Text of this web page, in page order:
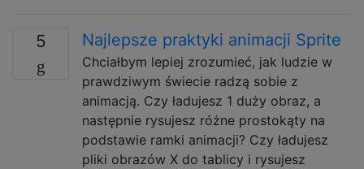
5 Najlepsze praktyki animacji Sprite
Chciałbym lepiej zrozumieć, jak ludzie w
prawdziwym świecie radzą sobie z
animacją. Czy ładujesz 1 duży obraz, a
następnie rysujesz różne prostokąty na
podstawie ramki animacji? Czy ładujesz
pliki obrazów X do tablicy i rysujesz